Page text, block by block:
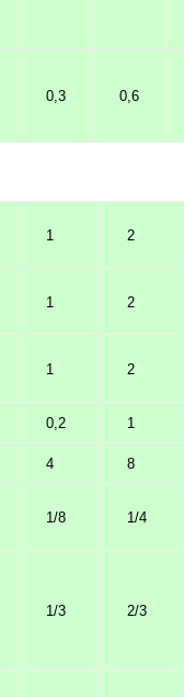
0,3 0,6
1 2
1 2
1 2
0,2 1
4 8
1/8 1/4
1/3 2/3